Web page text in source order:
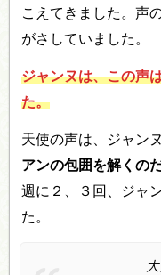
こえてきました。声
がさしていました。
ジャンヌは、この声
た。
天使の声は、ジャン
アンの包囲を解くの
週に２、３回、ジャ
た。